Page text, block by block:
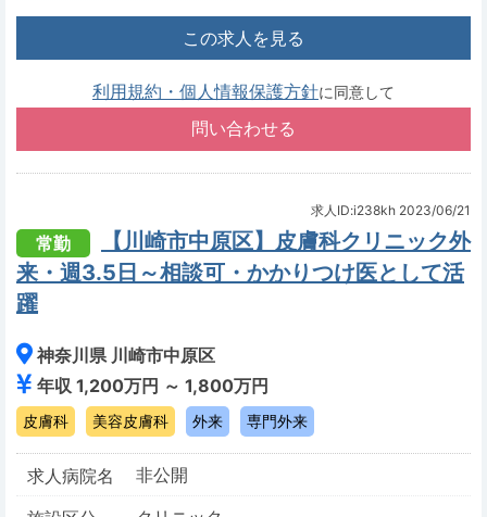
この求人を見る
利用規約・個人情報保護方針に同意して
求人ID:i238kh 2023/06/21
常勤
【川崎市中原区】皮膚科クリニック外
来・週3.5日～相談可・かかりつけ医として活
躍
神奈川県 川崎市中原区
年収 1,200万円 ～ 1,800万円
皮膚科 美容皮膚科 外来 専門外来
求人病院名
非公開